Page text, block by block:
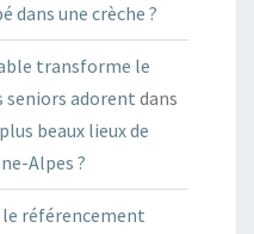
dans une crèche ?
transforme le
seniors adorent dans
beaux lieux de
Alpes ?
référencement